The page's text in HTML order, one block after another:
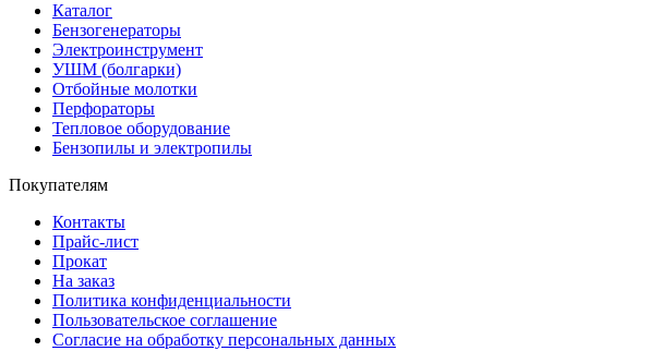
Каталог
Бензогенераторы
Электроинструмент
УШМ (болгарки)
Отбойные молотки
Перфораторы
Тепловое оборудование
Бензопилы и электропилы
Покупателям
Контакты
Прайс-лист
Прокат
На заказ
Политика конфиденциальности
Пользовательское соглашение
Согласие на обработку персональных данных